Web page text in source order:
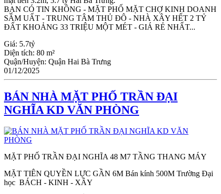
BẠN CÓ TIN KHÔNG - MẶT PHỐ MẶT CHỢ KINH DOANH
SẦM UẤT - TRUNG TÂM THỦ ĐÔ - NHÀ XÂY HẾT 2 TỶ
ĐẤT KHOẢNG 33 TRIỆU MỘT MÉT - GIÁ RẺ NHẤT...
Giá: 5.7tỷ
Diện tích: 80 m²
Quận/Huyện: Quận Hai Bà Trưng
01/12/2025
BÁN NHÀ MẶT PHỐ TRẦN ĐẠI
NGHĨA KD VĂN PHÒNG
MẶT PHỐ TRẦN ĐẠI NGHĨA 48 M7 TẦNG THANG MÁY
MẶT TIÊN QUYỀN LỰC GẦN 6M Bán kính 500M Trường Đại
học BÁCH - KINH - XÂY